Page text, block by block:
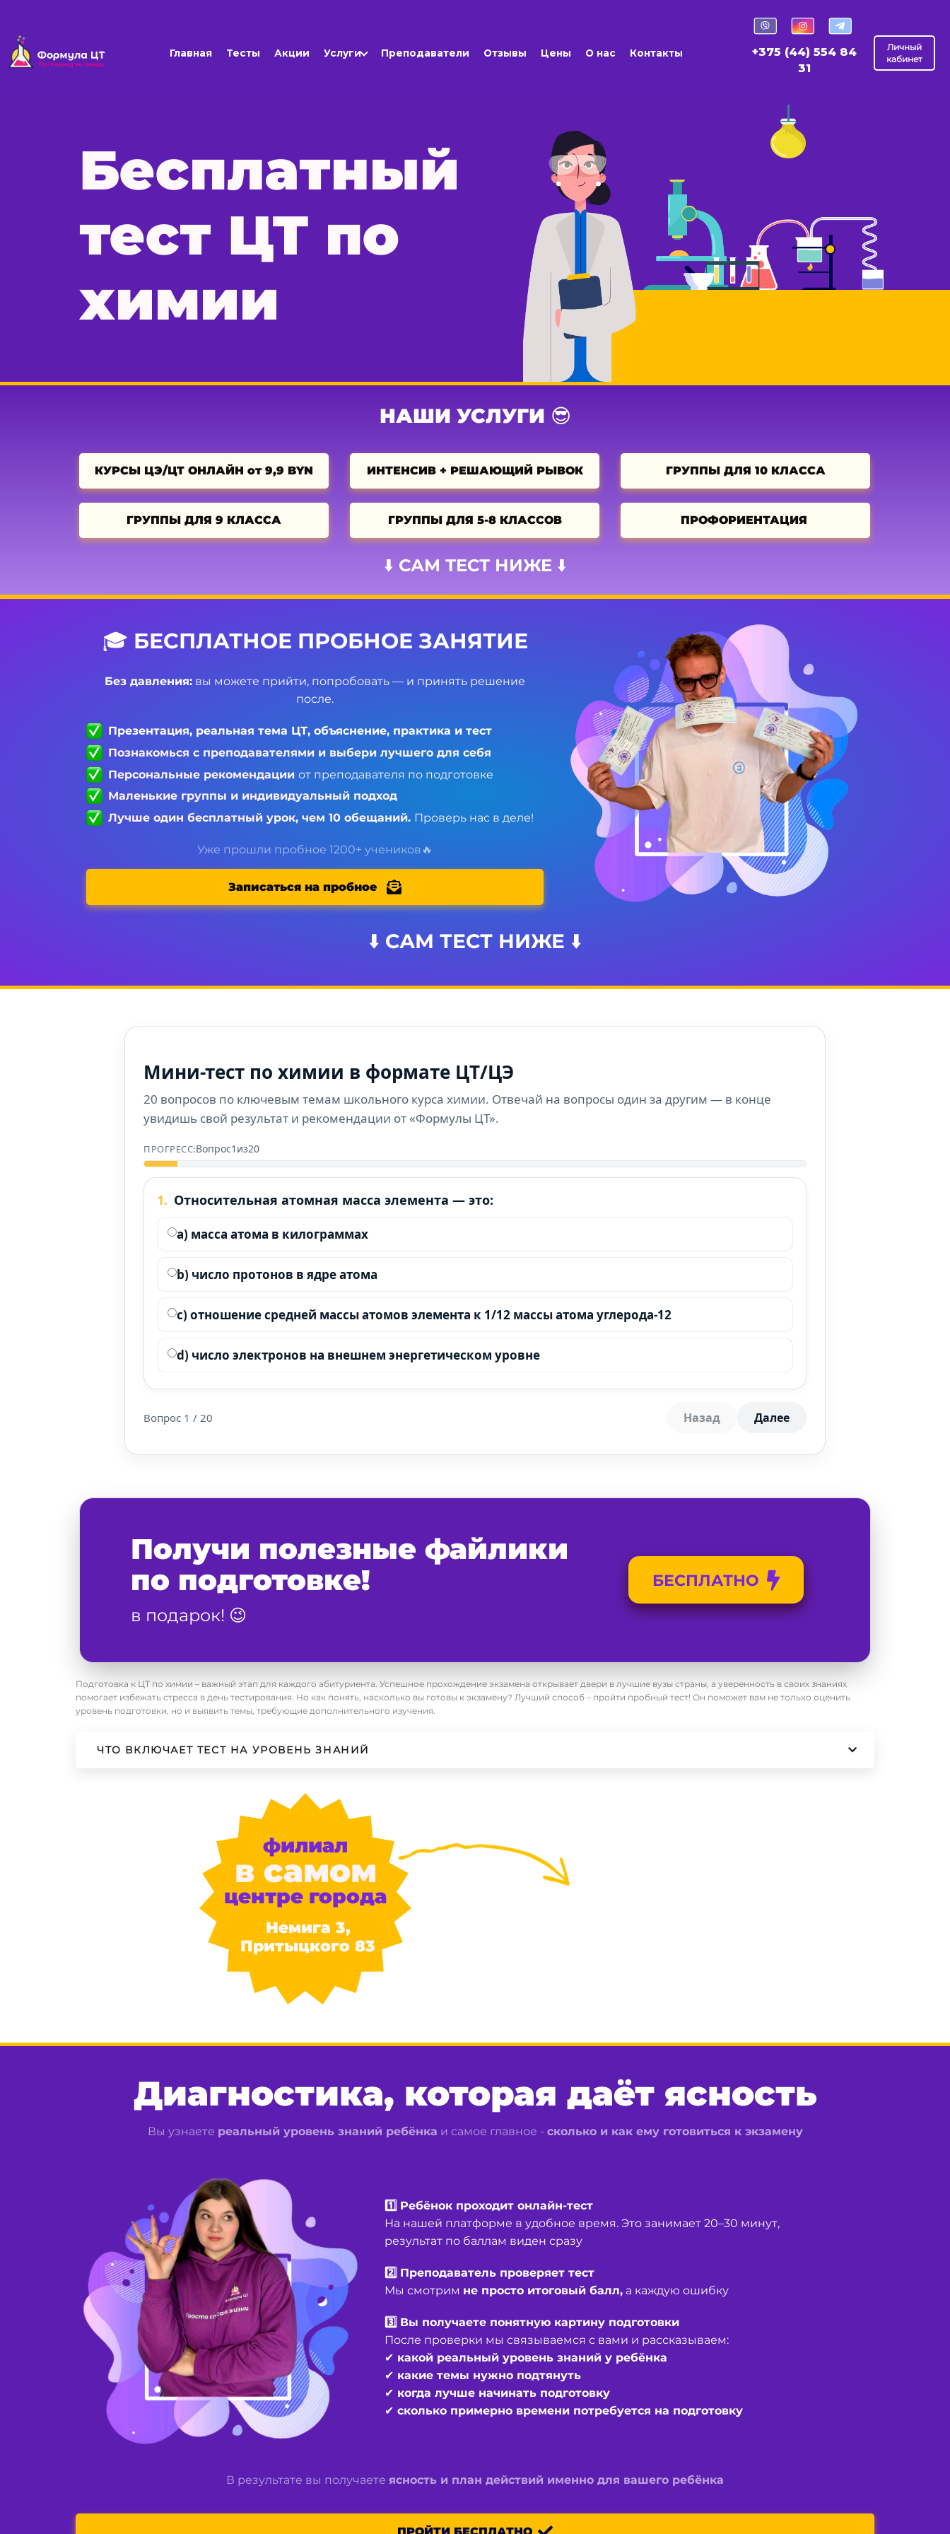
Главная Тесты Акции Услуги Преподаватели Отзывы Цены О нас Контакты
+375 (44) 554 84
31
Личный
кабинет
Бесплатный
тест ЦТ по
химии
НАШИ УСЛУГИ 😎
КУРСЫ ЦЭ/ЦТ ОНЛАЙН от 9,9 BYN ИНТЕНСИВ + РЕШАЮЩИЙ РЫВОК ГРУППЫ ДЛЯ 10 КЛАССА
ГРУППЫ ДЛЯ 9 КЛАССА ГРУППЫ ДЛЯ 5-8 КЛАССОВ ПРОФОРИЕНТАЦИЯ
⬇️ САМ ТЕСТ НИЖЕ ⬇️
🎓 БЕСПЛАТНОЕ ПРОБНОЕ ЗАНЯТИЕ
Без давления: вы можете прийти, попробовать — и принять решение
после.
Презентация, реальная тема ЦТ, объяснение, практика и тест
Познакомься с преподавателями и выбери лучшего для себя
Персональные рекомендации от преподавателя по подготовке
Маленькие группы и индивидуальный подход
Лучше один бесплатный урок, чем 10 обещаний. Проверь нас в деле!
Уже прошли пробное 1200+ учеников🔥
Записаться на пробное
⬇️ САМ ТЕСТ НИЖЕ ⬇️
Мини-тест по химии в формате ЦТ/ЦЭ
20 вопросов по ключевым темам школьного курса химии. Отвечай на вопросы один за другим — в конце
увидишь свой результат и рекомендации от «Формулы ЦТ».
Вопрос1 из20
1. Относительная атомная масса элемента — это:
a) масса атома в килограммах
b) число протонов в ядре атома
c) отношение средней массы атомов элемента к 1/12 массы атома углерода-12
d) число электронов на внешнем энергетическом уровне
Вопрос 1 / 20 Назад Далее
Получи полезные файлики
по подготовке!
в подарок! 😉
БЕСПЛАТНО
Подготовка к ЦТ по химии – важный этап для каждого абитуриента. Успешное прохождение экзамена открывает двери в лучшие вузы страны, а уверенность в своих знаниях
помогает избежать стресса в день тестирования. Но как понять, насколько вы готовы к экзамену? Лучший способ – пройти пробный тест! Он поможет вам не только оценить
уровень подготовки, но и выявить темы, требующие дополнительного изучения.
ЧТО ВКЛЮЧАЕТ ТЕСТ НА УРОВЕНЬ ЗНАНИЙ
Немига 3,
Притыцкого 83
филиал
в самом
центре города
Диагностика, которая даёт ясность
Вы узнаете реальный уровень знаний ребёнка и самое главное - сколько и как ему готовиться к экзамену
1️⃣ Ребёнок проходит онлайн-тест
На нашей платформе в удобное время. Это занимает 20–30 минут,
результат по баллам виден сразу
2️⃣ Преподаватель проверяет тест
Мы смотрим не просто итоговый балл, а каждую ошибку
3️⃣ Вы получаете понятную картину подготовки
После проверки мы связываемся с вами и рассказываем:
✔ какой реальный уровень знаний у ребёнка
✔ какие темы нужно подтянуть
✔ когда лучше начинать подготовку
✔ сколько примерно времени потребуется на подготовку
В результате вы получаете ясность и план действий именно для вашего ребёнка
ПРОЙТИ БЕСПЛАТНО